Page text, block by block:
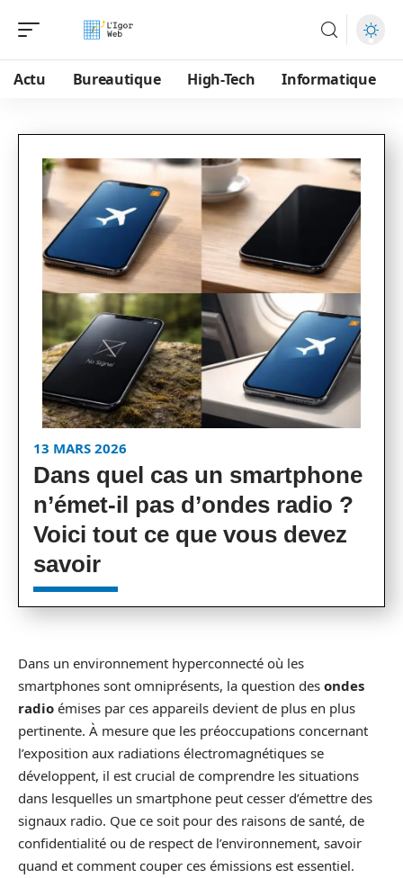
Actu Bureautique High-Tech Informatique
13 MARS 2026
Dans quel cas un smartphone
n’émet-il pas d’ondes radio ?
Voici tout ce que vous devez
savoir
Dans un environnement hyperconnecté où les
smartphones sont omniprésents, la question des ondes
radio émises par ces appareils devient de plus en plus
pertinente. À mesure que les préoccupations concernant
l’exposition aux radiations électromagnétiques se
développent, il est crucial de comprendre les situations
dans lesquelles un smartphone peut cesser d’émettre des
signaux radio. Que ce soit pour des raisons de santé, de
confidentialité ou de respect de l’environnement, savoir
quand et comment couper ces émissions est essentiel.